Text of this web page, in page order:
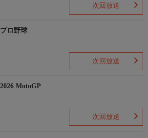
次回放送
プロ野球
次回放送
2026 MotoGP
次回放送